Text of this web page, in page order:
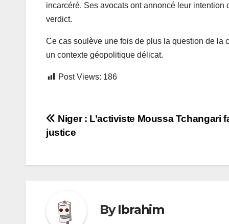
incarcéré. Ses avocats ont annoncé leur
verdict.
Ce cas soulève une fois de plus la question de la
un contexte géopolitique délicat.
Post Views: 186
Navigation
de
l’article
Niger : L’activiste Moussa Tchangari
justice
ByIbrahim